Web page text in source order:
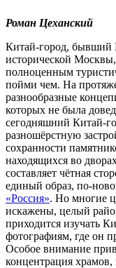
Роман Цеханский
Китай-город, бывший
исторической
полноценным
пойми чем. На
разнообразные
которых не была
сегодняшний Китай-
разношёрстную
сохранности
находящихся во
составляет чётная
единый образ, по-
«Россия». Но многие
искажены, целый
приходится изучать
фотографиям, где он
Особое внимание
концентрация